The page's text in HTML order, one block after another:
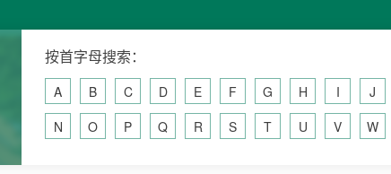
按首字母搜索：
A B C D E F G H I J
N
O P Q R S T U V W